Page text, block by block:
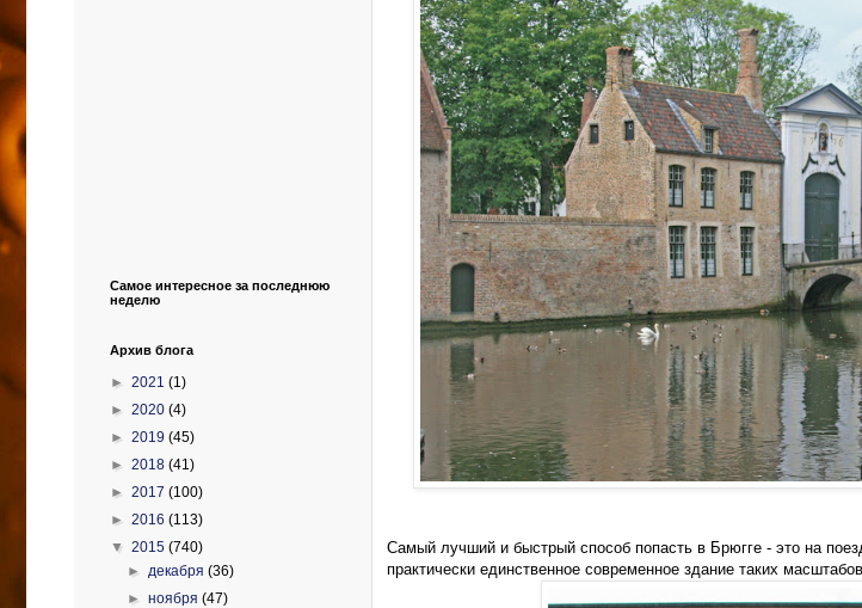
Самый лучший и быстрый способ попасть в Брюгге - это на
практически единственное современное здание таких
Самое интересное за последнюю
неделю
Архив блога
► 2021 (1)
► 2020 (4)
► 2019 (45)
► 2018 (41)
► 2017 (100)
► 2016 (113)
▼ 2015 (740)
►декабря(36)
►ноября(47)